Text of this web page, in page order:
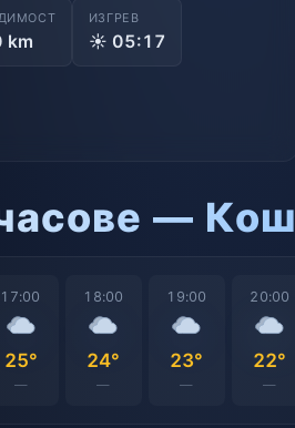
km
ИЗГРЕВ
☀ 05:17
—
17:00
25°
—
18:00
24°
—
19:00
23°
—
20:00
22°
—